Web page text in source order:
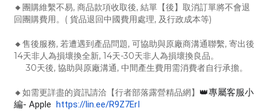
🔸團購維繫不易, 商品款項收取後, 結單【後】取消訂單將不會退
回團購費用。( 貨品退回中國費用處理, 及行政成本等)
🔸售後服務, 若遭遇到產品問題, 可協助與原廠商溝通聯繫, 寄出後
14天非人為損壞換全新, 14天-30天非人為損壞換良品。
30天後, 協助與原廠溝通, 中間產生費用需消費者自行承擔。
🔸如需更詳盡的資訊請洽【行者部落露營精品網】 👑專屬客服小
編- Apple https://lin.ee/R9Z7ErI